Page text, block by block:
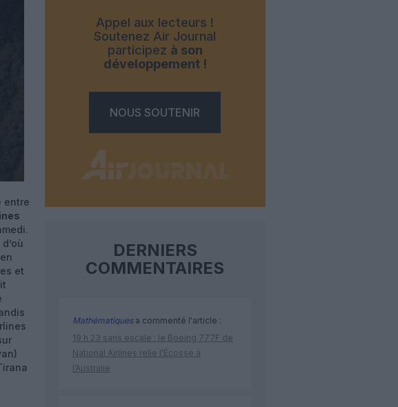
entre
d’où
et
Appel aux lecteurs !
Soutenez Air Journal
participez à son
développement !
NOUS SOUTENIR
DERNIERS
COMMENTAIRES
Mathématiquesa commenté l'article :
19 h 23 sans escale : le Boeing 777F de
National Airlines relie l’Écosse à
l’Australie